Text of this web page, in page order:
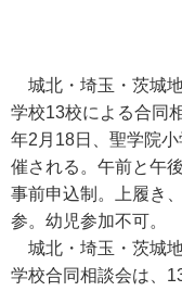
城北・埼玉・茨城
学校13校による合同
年2月18日、聖学院小
催される。午前と午
事前申込制。上履き
参。幼児参加不可。
城北・埼玉・茨城
学校合同相談会は、